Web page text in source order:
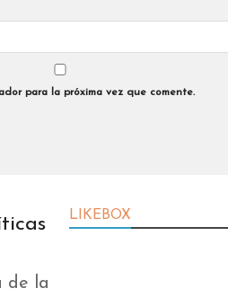
para la próxima vez que comente.
de la
LIKEBOX